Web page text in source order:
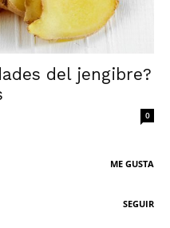
del jengibre?
0
ME GUSTA
SEGUIR